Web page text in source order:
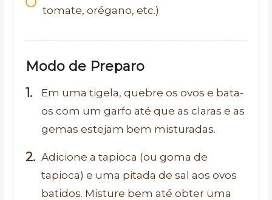
tomate, orégano, etc.)
Modo de Preparo
Em uma tigela, quebre os ovos e bata-
os com um garfo até que as claras e as
gemas estejam bem misturadas.
Adicione a tapioca (ou goma de
tapioca) e uma pitada de sal aos ovos
batidos. Misture bem até obter uma